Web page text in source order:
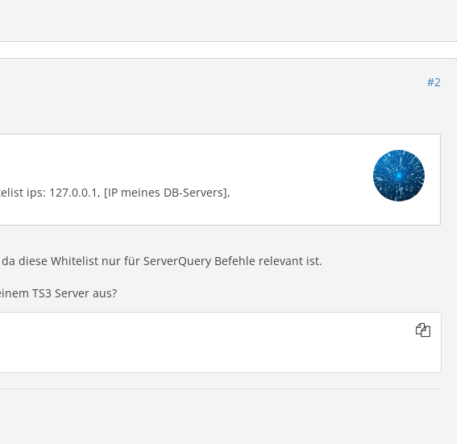
#2
ips: 127.0.0.1, [IP meines DB-Servers],
diese Whitelist nur für ServerQuery Befehle relevant ist.
TS3 Server aus?